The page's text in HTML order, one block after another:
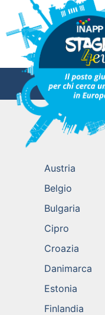
Austria
Belgio
Bulgaria
Cipro
Croazia
Danimarca
Estonia
Finlandia